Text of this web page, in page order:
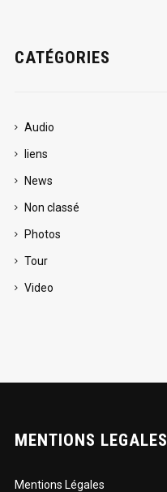
CATÉGORIES
Audio
liens
News
Non classé
Photos
Tour
Video
MENTIONS LEGALES
Mentions Légales